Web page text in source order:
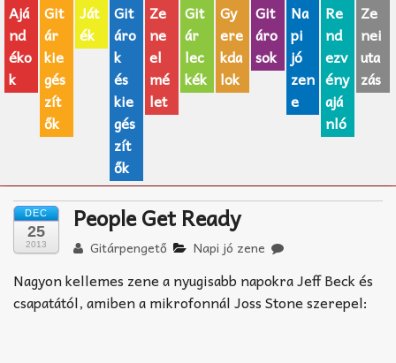
AJÁNDÉK ÖTLETEK
Vicces
GITÁR MÁRKÁK
TOP100 nóta
Zeneiskolák
Zeneszerzés alapjai
Akkord-kotta
Ajá
nd
éko
k
Git
ár
kie
gés
zít
ők
Ját
ék
Git
áro
k
és
kie
gés
zít
ők
Ze
ne
el
mé
let
Git
ár
lec
kék
Gy
ere
kda
lok
Git
áro
sok
Na
pi
jó
zen
e
Re
nd
ezv
ény
ajá
nló
Ze
nei
uta
zás
DEC
25
2013
People Get Ready
Gitárpengető Napi jó zene
Nagyon kellemes zene a nyugisabb napokra Jeff Beck és
csapatától, amiben a mikrofonnál Joss Stone szerepel: